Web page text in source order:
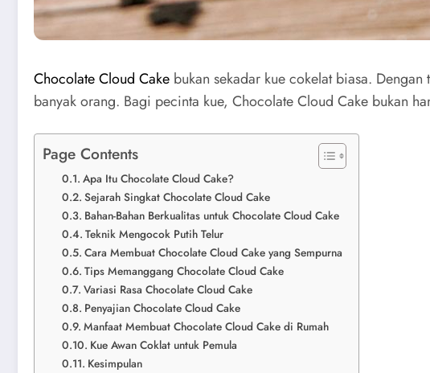
Chocolate Cloud Cake bukan sekadar kue cokelat biasa.
banyak orang. Bagi pecinta kue, Chocolate Cloud Cake bukan
Page Contents
Apa Itu Chocolate Cloud Cake?
Sejarah Singkat Chocolate Cloud Cake
Bahan-Bahan Berkualitas untuk Chocolate Cloud Cake
Teknik Mengocok Putih Telur
Cara Membuat Chocolate Cloud Cake yang Sempurna
Tips Memanggang Chocolate Cloud Cake
Variasi Rasa Chocolate Cloud Cake
Penyajian Chocolate Cloud Cake
Manfaat Membuat Chocolate Cloud Cake di Rumah
Kue Awan Coklat untuk Pemula
Kesimpulan